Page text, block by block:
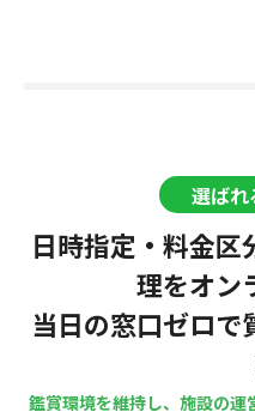
選ばれ
日時指定・料金区
理をオン
当日の窓口ゼロで
鑑賞環境を維持し、施設の